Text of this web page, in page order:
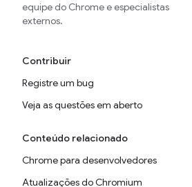
equipe do Chrome e especialistas
externos.
Contribuir
Registre um bug
Veja as questões em aberto
Conteúdo relacionado
Chrome para desenvolvedores
Atualizações do Chromium